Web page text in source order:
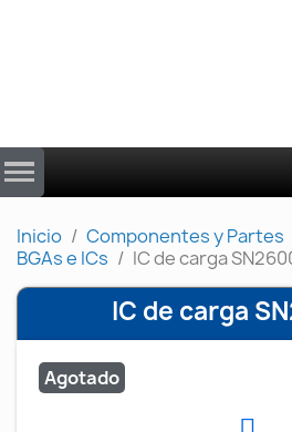
Inicio Componentes y Partes
BGAs e ICs
IC de carga
IC de carga
Agotado